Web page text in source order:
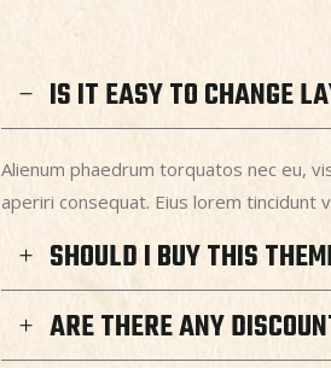
IS IT EASY TO CHANGE
Alienum phaedrum torquatos nec eu,
aperiri consequat. Eius lorem tincidunt
SHOULD I BUY THIS
ARE THERE ANY